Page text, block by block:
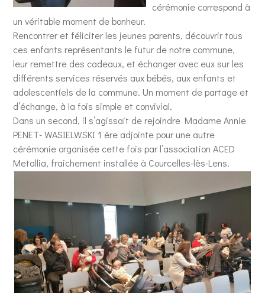
cérémonie correspond à
un véritable moment de bonheur.
Rencontrer et féliciter les jeunes parents, découvrir tous
ces enfants représentants le futur de notre commune,
leur remettre des cadeaux, et échanger avec eux sur les
différents services réservés aux bébés, aux enfants et
adolescent(e)s de la commune. Un moment de partage et
d’échange, à la fois simple et convivial.
Dans un second, il s’agissait de rejoindre Madame Annie
PENET- WASIELWSKI 1 ère adjointe pour une autre
cérémonie organisée cette fois par l’association ACED
Metallia, fraichement installée à Courcelles-lès-Lens.